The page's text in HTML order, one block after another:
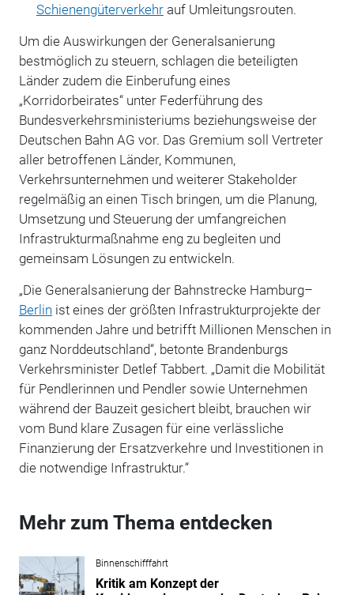
Schienengüterverkehrauf Umleitungsrouten.
Um die Auswirkungen der Generalsanierung
bestmöglich zu steuern, schlagen die beteiligten
Länder zudem die Einberufung eines
„Korridorbeirates“ unter Federführung des
Bundesverkehrsministeriums beziehungsweise der
Deutschen Bahn AG vor. Das Gremium soll Vertreter
aller betroffenen Länder, Kommunen,
Verkehrsunternehmen und weiterer Stakeholder
regelmäßig an einen Tisch bringen, um die Planung,
Umsetzung und Steuerung der umfangreichen
Infrastrukturmaßnahme eng zu begleiten und
gemeinsam Lösungen zu entwickeln.
„Die Generalsanierung der Bahnstrecke Hamburg–
Berlin ist eines der größten Infrastrukturprojekte der
kommenden Jahre und betrifft Millionen Menschen in
ganz Norddeutschland“, betonte Brandenburgs
Verkehrsminister Detlef Tabbert. „Damit die Mobilität
für Pendlerinnen und Pendler sowie Unternehmen
während der Bauzeit gesichert bleibt, brauchen wir
vom Bund klare Zusagen für eine verlässliche
Finanzierung der Ersatzverkehre und Investitionen in
die notwendige Infrastruktur.“
Mehr zum Thema entdecken
Binnenschifffahrt
Kritik am Konzept der